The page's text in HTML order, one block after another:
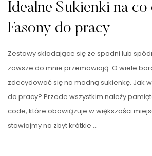
Idealne Sukienki na co
Fasony do pracy
Zestawy składające się ze spodni lub
zawsze do mnie przemawiają. O wiele
zdecydować się na modną sukienkę. Jak
do pracy? Przede wszystkim należy
code, które obowiązuje w większości
stawiajmy na zbyt krótkie …